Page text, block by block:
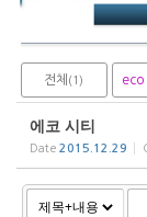
전체 (1) eco
에코 시티
Date 2015.12.29